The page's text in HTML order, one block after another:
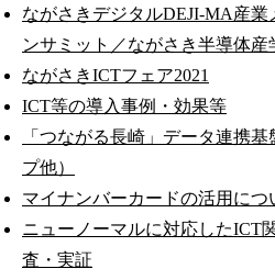
ながさきデジタルDEJI-MA産業
ンサミット／ながさき半導体産
ながさきICTフェア2021
ICT等の導入事例・効果等
「つながる長崎」データ連携
プ他）
マイナンバーカードの活用につ
ニューノーマルに対応したICT
査・実証